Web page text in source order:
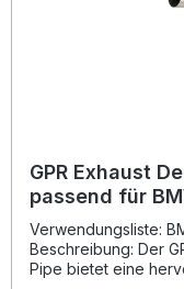
herausnehmbarem DB-Killer
GPR Exhaust
passend für
Verwendungsliste:
Beschreibung: Der
Pipe bietet eine